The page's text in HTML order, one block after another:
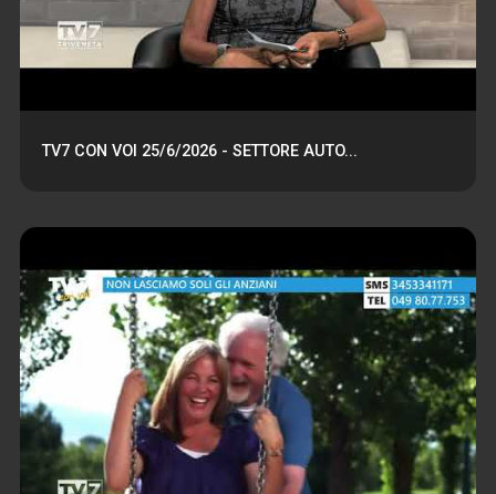
TV7 CON VOI 25/6/2026 - SETTORE AUTO...